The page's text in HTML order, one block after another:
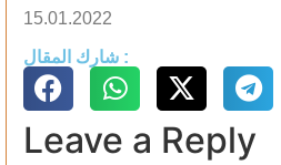
15.01.2022
شارك المقال :
Leave a Reply